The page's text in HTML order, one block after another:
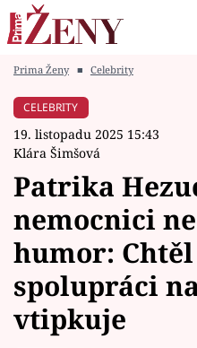
Módní alarm
Témata
Celebrity
Vztahy
Prima Ženy ■ Celebrity
CELEBRITY
19. listopadu 2025 15:43
Klára Šimšová
Patrika
nemocnici
humor:
spolupráci
vtipkuje